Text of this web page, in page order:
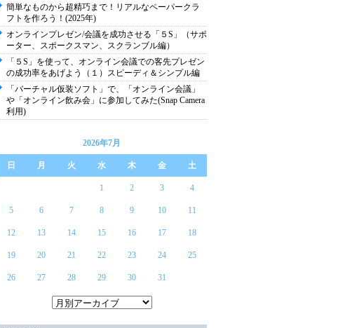
簡単なものから超精巧まで！リアルなペーパークラ
フトを作ろう！(2025年)
オンラインプレゼン/会議を成功させる「５S」（サポ
ーター、スポークスマン、スクランブル編）
「５S」を使って、オンライン会議での客先プレゼン
の成功率をあげよう（１）スピーディ＆シンプル編
「バーチャル仮装ソフト」で、「オンライン会議」
や「オンライン飲み会」に参加してみた(Snap Camera
利用)
2026年7月
日 月 火 水 木 金 土
1 2 3 4
5 6 7 8 9 10 11
12 13 14 15 16 17 18
19 20 21 22 23 24 25
26 27 28 29 30 31